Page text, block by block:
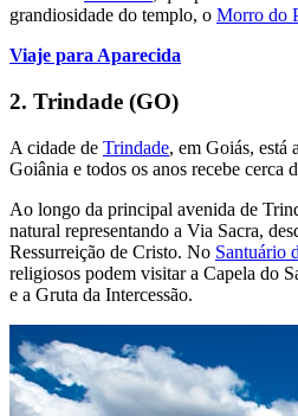
grandiosidade do templo, o Morro do
Viaje para Aparecida
2. Trindade (GO)
A cidade de Trindade, em Goiás, está
Goiânia e todos os anos recebe cerca
Ao longo da principal avenida de
natural representando a Via Sacra,
Ressurreição de Cristo. No Santuário
religiosos podem visitar a Capela do
e a Gruta da Intercessão.